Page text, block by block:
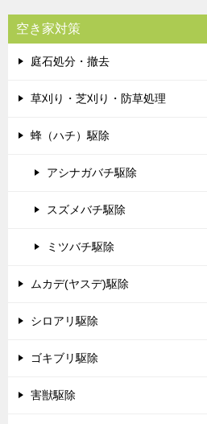
空き家対策
庭石処分・撤去
草刈り・芝刈り・防草処理
蜂（ハチ）駆除
アシナガバチ駆除
スズメバチ駆除
ミツバチ駆除
ムカデ(ヤスデ)駆除
シロアリ駆除
ゴキブリ駆除
害獣駆除